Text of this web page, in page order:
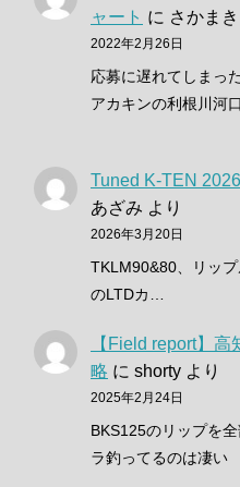
ャート に さかまき
2022年2月26日
応募に遅れてしまっ
アカキンの利根川河
Tuned K-TEN
あざみ より
2026年3月20日
TKLM90&80、リッ
のLTDカ…
【Field report】
略 に shorty より
2025年2月24日
BKS125のリップを
ラ釣ってるのは凄い